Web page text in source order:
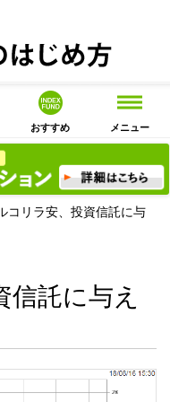
おすすめ メニュー
コリラ安、投資信託に与
信託に与え